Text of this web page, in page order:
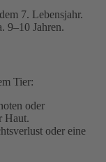
7. Lebensjahr.
9–10 Jahren.
Tier:
oder
Haut.
oder eine